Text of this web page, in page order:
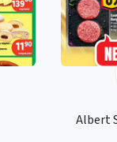
Albert